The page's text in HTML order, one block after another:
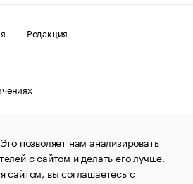
Редакция
О соблюдении авторских прав
1995–2026.Сообщения
агентства «РБК»
службой по надзору в сфере
технологий и массовых
позволяет нам анализировать
с сайтом и делать его лучше.
сайтом, вы соглашаетесь с